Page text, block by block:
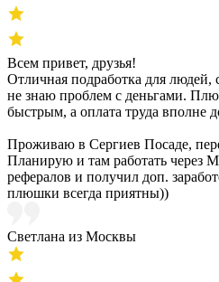
Всем привет, друзья!
Отличная подработка для людей,
не знаю проблем с деньгами.
быстрым, а оплата труда вполне
Проживаю в Сергиев Посаде,
Планирую и там работать через
рефералов и получил доп.
плюшки всегда приятны))
Светлана из Москвы